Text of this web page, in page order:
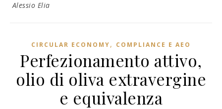
Alessio Elia
CIRCULAR ECONOMY, COMPLIANCE E AEO
Perfezionamento attivo,
olio di oliva extravergine
e equivalenza